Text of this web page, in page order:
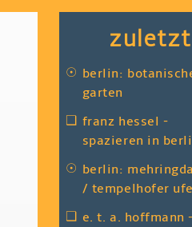
zuletzt
☉ berlin:
garten
❑ franz hessel -
spazieren in
☉ berlin:
/ tempelhofer
❑ e. t. a. hoffmann